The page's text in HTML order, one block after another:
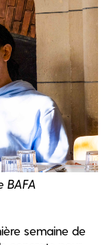
BAFA
semaine de